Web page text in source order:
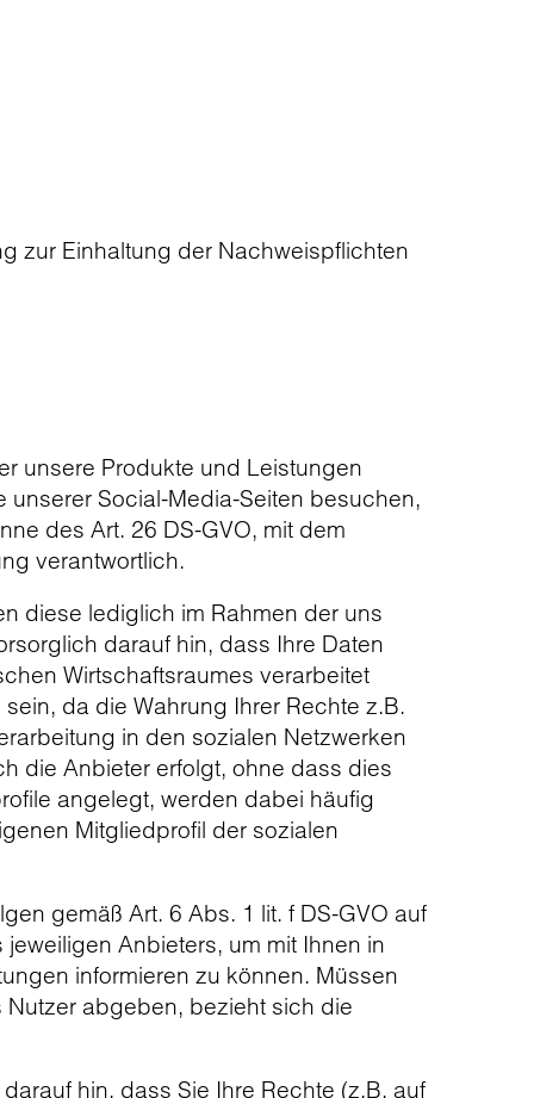
zur Einhaltung der Nachweispflichten
unsere Produkte und Leistungen
unserer Social-Media-Seiten besuchen,
des Art. 26 DS-GVO, mit dem
verantwortlich.
diese lediglich im Rahmen der uns
darauf hin, dass Ihre Daten
Wirtschaftsraumes verarbeitet
da die Wahrung Ihrer Rechte z.B.
in den sozialen Netzwerken
die Anbieter erfolgt, ohne dass dies
angelegt, werden dabei häufig
Mitgliedprofil der sozialen
gemäß Art. 6 Abs. 1 lit. f DS-GVO auf
Anbieters, um mit Ihnen in
informieren zu können. Müssen
abgeben, bezieht sich die
hin, dass Sie Ihre Rechte (z.B. auf